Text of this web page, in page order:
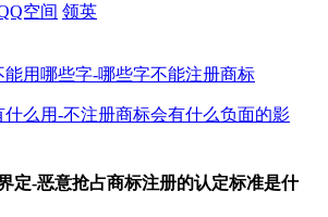
空间 领英
能用哪些字-哪些字不能注册商标
什么用-不注册商标会有什么负面的影
定-恶意抢占商标注册的认定标准是什